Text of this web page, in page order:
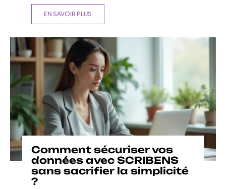
EN SAVOIR PLUS
Comment sécuriser vos
données avec SCRIBENS
sans sacrifier la simplicité
?